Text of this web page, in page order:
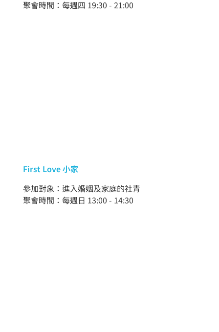
聚會時間：每週四 19:30 - 21:00
First Love 小家
參加對象：進入婚姻及家庭的社青
聚會時間：每週日 13:00 - 14:30